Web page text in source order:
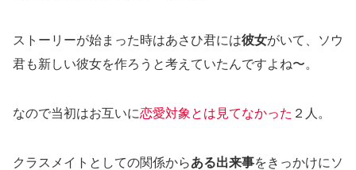
ストーリーが始まった時はあさひ君には彼女がいて、ソウ
君も新しい彼女を作ろうと考えていたんですよね〜。
なので当初はお互いに恋愛対象とは見てなかった ２人。
クラスメイトとしての関係からある出来事をきっかけにソ